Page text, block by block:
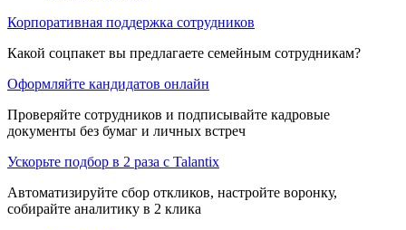
Корпоративная поддержка сотрудников
Какой соцпакет вы предлагаете семейным сотрудникам?
Оформляйте кандидатов онлайн
Проверяйте сотрудников и подписывайте кадровые
документы без бумаг и личных встреч
Ускорьте подбор в 2 раза с Talantix
Автоматизируйте сбор откликов, настройте воронку,
собирайте аналитику в 2 клика